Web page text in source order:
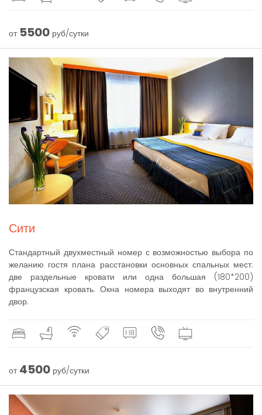
от 5500 руб/сутки
Сити
Стандартный двухместный номер с возможностью выбора по
желанию гостя плана расстановки основных спальных мест:
две раздельные кровати или одна большая (180*200)
французская кровать. Окна номера выходят во внутренний
двор.
от 4500 руб/сутки